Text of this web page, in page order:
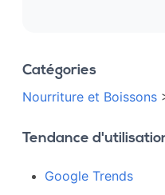
Catégories
Nourriture et Boissons
Tendance
Google Trends